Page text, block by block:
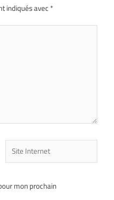
indiqués avec*
mon prochain